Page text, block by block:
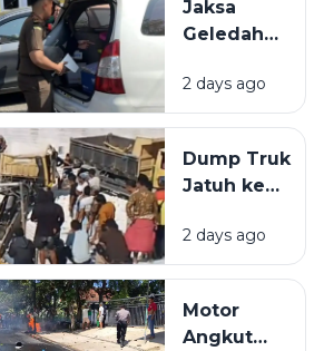
Bangkalan
dan
Jaksa
Geledah
PUPR
Pamekasan,
Terkait
Proyek
Miliar.
2 days ago
Dump Truk
Jatuh ke
Galian C di
Pamekasan,
Selamat
2 days ago
Motor
Angkut